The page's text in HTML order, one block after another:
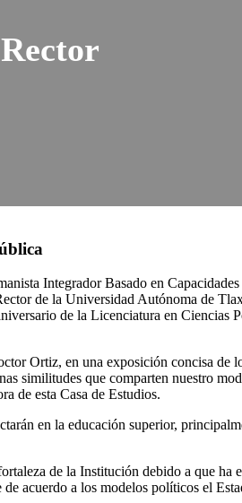
Integrador Basado en
de la Universidad Autónoma de
de la Licenciatura en Ciencias
Ortiz, en una exposición concisa de
similitudes que comparten nuestro
de esta Casa de Estudios.
en la educación superior,
de la Institución debido a que ha
acuerdo a los modelos políticos el